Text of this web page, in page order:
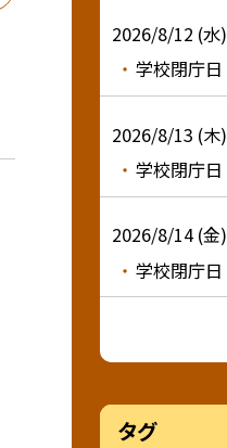
2026/8/12 (水)
学校閉庁日
2026/8/13 (木)
学校閉庁日
2026/8/14 (金)
学校閉庁日
タグ